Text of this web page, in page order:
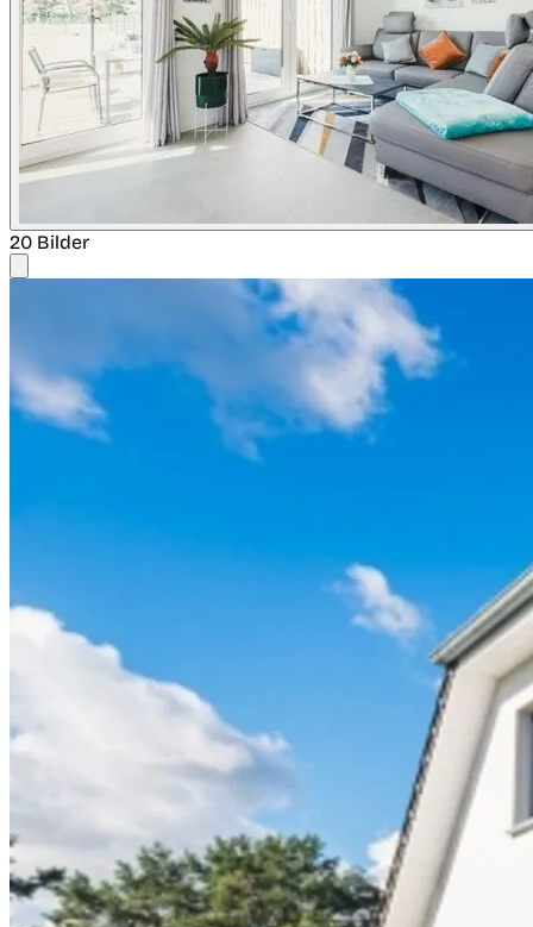
20 Bilder